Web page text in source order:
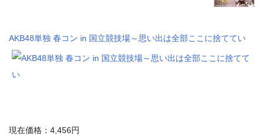
AKB48単独 春コン in 国立競技場～思い出は全部ここに捨ててい
現在価格：4,456円